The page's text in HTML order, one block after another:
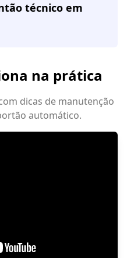
técnico em
na prática
dicas de manutenção
automático.